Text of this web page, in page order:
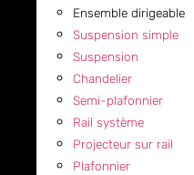
Ensemble dirigeable
Suspension simple
Suspension
Chandelier
Semi-plafonnier
Rail système
Projecteur sur rail
Plafonnier